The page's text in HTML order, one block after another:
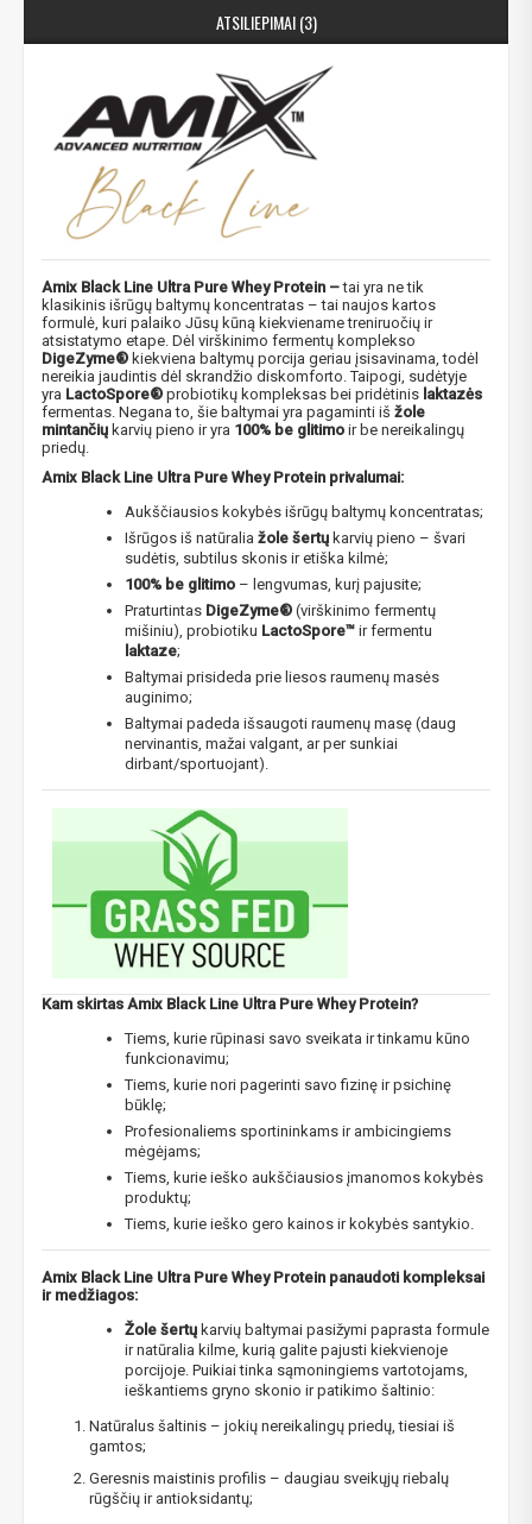
ATSILIEPIMAI (3)
Amix Black Line Ultra Pure Whey Protein –tai yra ne tik
klasikinis išrūgų baltymų koncentratas – tai naujos kartos
formulė, kuri palaiko Jūsų kūną kiekviename treniruočių ir
atsistatymo etape. Dėl virškinimo fermentų komplekso
DigeZyme® kiekviena baltymų porcija geriau įsisavinama, todėl
nereikia jaudintis dėl skrandžio diskomforto. Taipogi, sudėtyje
yra LactoSpore® probiotikų kompleksas bei pridėtinis laktazės
fermentas. Negana to, šie baltymai yra pagaminti iš žole
mintančių karvių pieno ir yra 100% be glitimo ir be nereikalingų
priedų.
Amix Black Line Ultra Pure Whey Protein privalumai:
Aukščiausios kokybės išrūgų baltymų koncentratas;
Išrūgos iš natūralia žole šertų karvių pieno – švari
sudėtis, subtilus skonis ir etiška kilmė;
100% be glitimo – lengvumas, kurį pajusite;
Praturtintas DigeZyme® (virškinimo fermentų
mišiniu), probiotiku LactoSpore™ ir fermentu
laktaze;
Baltymai prisideda prie liesos raumenų masės
auginimo;
Baltymai padeda išsaugoti raumenų masę (daug
nervinantis, mažai valgant, ar per sunkiai
dirbant/sportuojant).
Kam skirtas Amix Black Line Ultra Pure Whey Protein?
Tiems, kurie rūpinasi savo sveikata ir tinkamu kūno
funkcionavimu;
Tiems, kurie nori pagerinti savo fizinę ir psichinę
būklę;
Profesionaliems sportininkams ir ambicingiems
mėgėjams;
Tiems, kurie ieško aukščiausios įmanomos kokybės
produktų;
Tiems, kurie ieško gero kainos ir kokybės santykio.
Amix Black Line Ultra Pure Whey Protein panaudoti kompleksai
ir medžiagos:
Žole šertų karvių baltymai pasižymi paprasta formule
ir natūralia kilme, kurią galite pajusti kiekvienoje
porcijoje. Puikiai tinka sąmoningiems vartotojams,
ieškantiems gryno skonio ir patikimo šaltinio:
Natūralus šaltinis – jokių nereikalingų priedų, tiesiai iš
gamtos;
Geresnis maistinis profilis – daugiau sveikųjų riebalų
rūgščių ir antioksidantų;